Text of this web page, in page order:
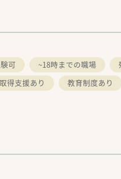
可 ~18時までの職場
得支援あり 教育制度あり